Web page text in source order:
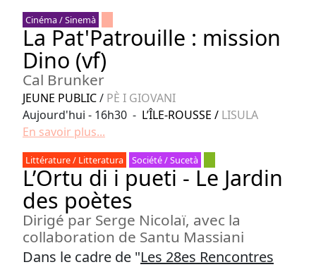
Cinéma / Sinemà
La Pat'Patrouille : mission
Dino (vf)
Cal Brunker
JEUNE PUBLIC/ PÈ I GIOVANI
Aujourd'hui - 16h30 - L’ÎLE-ROUSSE / LISULA
En savoir plus...
Littérature / Litteratura Société / Sucetà
L’Ortu di i pueti - Le Jardin
des poètes
Dirigé par Serge Nicolaï, avec la
collaboration de Santu Massiani
Dans le cadre de "Les 28es Rencontres